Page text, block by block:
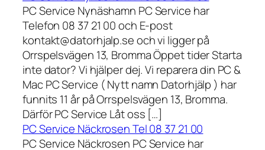
PC Service Nynäshamn PC Service har
Telefon 08 37 21 00 och E-post
kontakt@datorhjalp.se och vi ligger på
Orrspelsvägen 13, Bromma Öppet tider Starta
inte dator? Vi hjälper dej. Vi reparera din PC &
Mac PC Service ( Nytt namn Datorhjälp ) har
funnits 11 år på Orrspelsvägen 13, Bromma.
Därför PC Service Låt oss […]
PC Service Näckrosen Tel 08 37 21 00
PC Service Näckrosen PC Service har